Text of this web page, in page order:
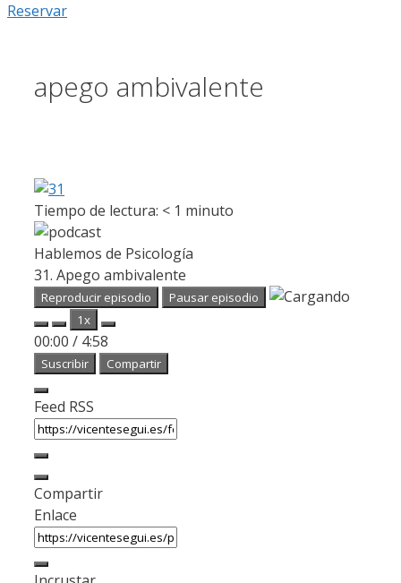
Reservar
apego ambivalente
Tiempo de lectura: < 1 minuto
Hablemos de Psicología
31. Apego ambivalente
Reproducir episodio
Pausar episodio
1x
00:00 / 4:58
Suscribir Compartir
Feed RSS
Compartir
Enlace